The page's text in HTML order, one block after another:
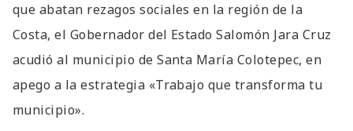
que abatan rezagos sociales en la región de la
Costa, el Gobernador del Estado Salomón Jara Cruz
acudió al municipio de Santa María Colotepec, en
apego a la estrategia «Trabajo que transforma tu
municipio».